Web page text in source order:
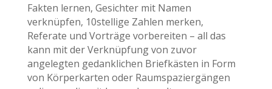
Fakten lernen, Gesichter mit Namen
verknüpfen, 10stellige Zahlen merken,
Referate und Vorträge vorbereiten – all das
kann mit der Verknüpfung von zuvor
angelegten gedanklichen Briefkästen in Form
von Körperkarten oder Raumspaziergängen